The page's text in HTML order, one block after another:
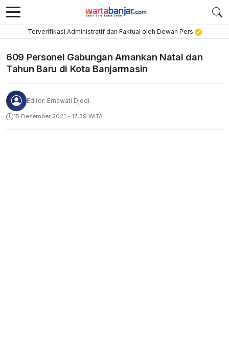
Terverifikasi Administratif dan Faktual oleh Dewan Pers
609 Personel Gabungan Amankan Natal dan
Tahun Baru di Kota Banjarmasin
Editor: Ernawati Djedi
15 Desember 2021 - 17:39 WITA